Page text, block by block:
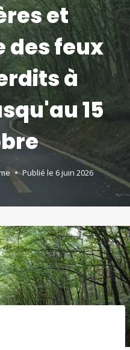
et
des feux
à
15
Publié le 6 juin 2026